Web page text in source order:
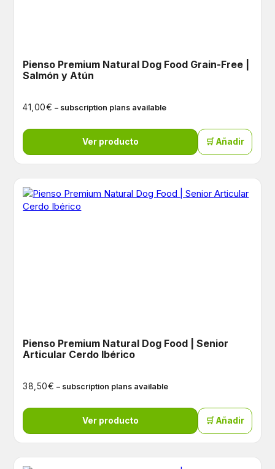
Pienso Premium Natural Dog Food Grain-Free |
Salmón y Atún
41,00€ – subscription plans available
Ver producto 🛒 Añadir
Pienso Premium Natural Dog Food | Senior
Articular Cerdo Ibérico
38,50€ – subscription plans available
Ver producto 🛒 Añadir